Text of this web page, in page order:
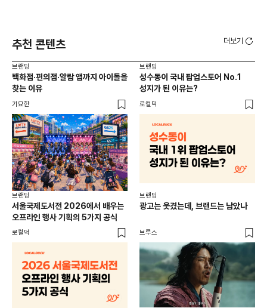
추천 콘텐츠 더보기
브랜딩
백화점·편의점·알람 앱까지 아이돌을
찾는 이유
기묘한
브랜딩
성수동이 국내 팝업스토어 No.1
성지가 된 이유는?
로컬덕
브랜딩
서울국제도서전 2026에서 배우는
오프라인 행사 기획의 5가지 공식
로컬덕
브랜딩
광고는 웃겼는데, 브랜드는 남았나
브루스